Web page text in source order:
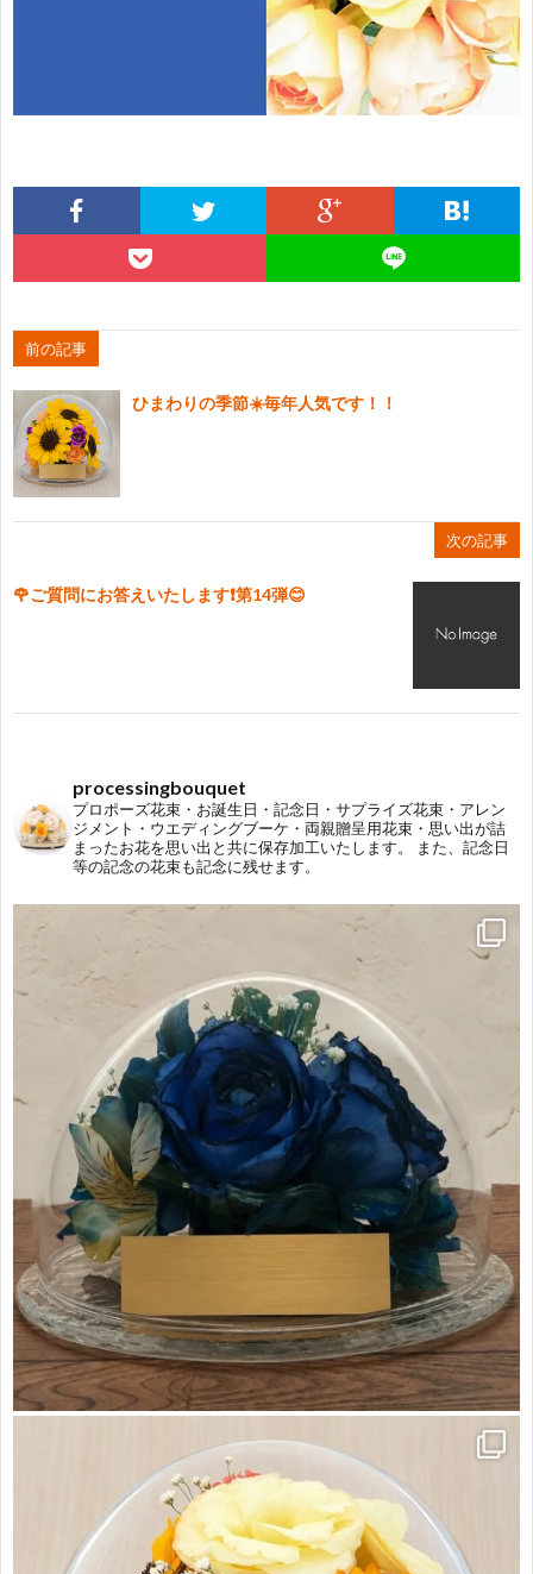
前の記事
ひまわりの季節☀️毎年人気です！！
次の記事
🌹ご質問にお答えいたします❗第14弾😊
processingbouquet
プロポーズ花束・お誕生日・記念日・サプライズ花束・アレン
ジメント・ウエディングブーケ・両親贈呈用花束・思い出が詰
まったお花を思い出と共に保存加工いたします。
また、記念日
等の記念の花束も記念に残せます。